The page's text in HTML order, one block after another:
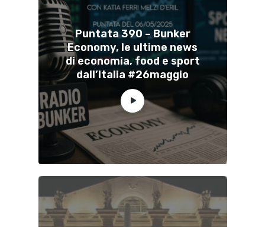
Puntata 390 – Bunker
Economy, le ultime news
di economia, food e sport
dall’Italia #26maggio